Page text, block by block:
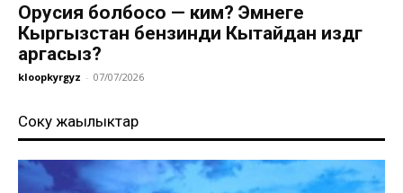
Орусия болбосо — ким? Эмнеге
Кыргызстан бензинди Кытайдан издөөгө
аргасыз?
kloopkyrgyz - 07/07/2026
Соңку жаңылыктар